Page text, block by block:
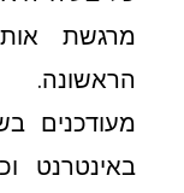
מרגשת
הראשונה.
מעודכנים
באינטרנט